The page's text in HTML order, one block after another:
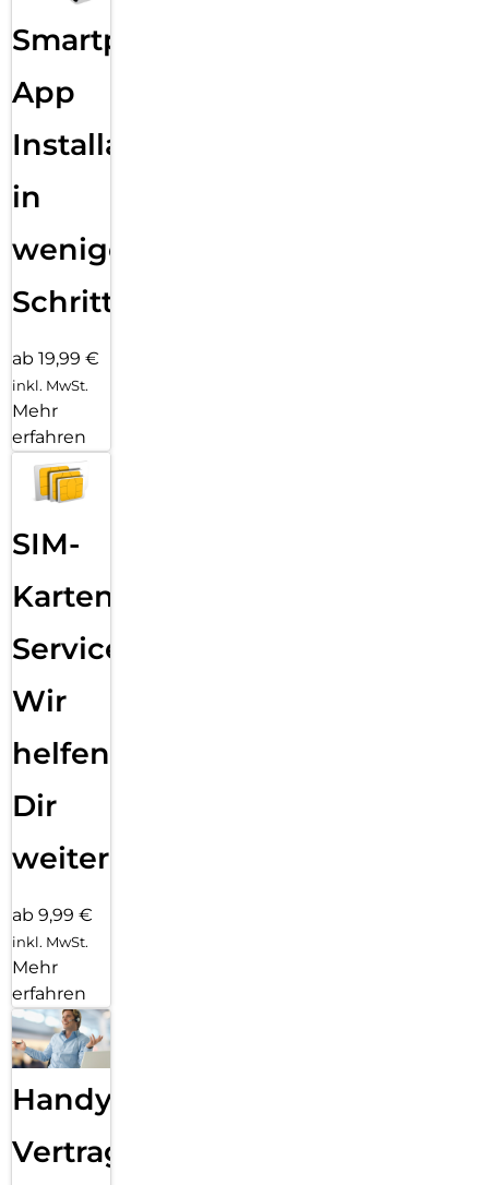
Smartphone
App
Installation
in
wenigen
Schritten
ab 19,99 €
inkl. MwSt.
Mehr
erfahren
SIM-
Karten
Service:
Wir
helfen
Dir
weiter
ab 9,99 €
inkl. MwSt.
Mehr
erfahren
Handy
Vertragsabwicklung